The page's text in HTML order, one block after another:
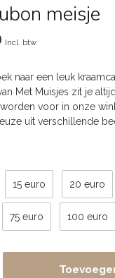
meisje
Incl. btw
naar een leuk
Met Muisjes zit je
voor in onze
uit verschillende
15 euro 20 euro
75 euro 100 euro